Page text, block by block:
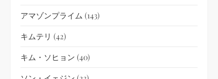
アマゾンプライム (143)
キムテリ (42)
キム・ソヒョン (40)